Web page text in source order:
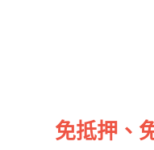
免抵押、